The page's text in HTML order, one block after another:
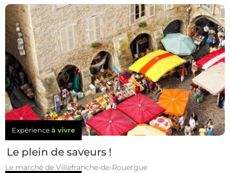
Expérienceà vivre
Le plein de saveurs !
Le marché de Villefranche-de-Rouergue